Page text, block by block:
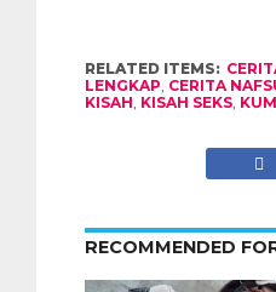
RELATED ITEMS:
LENGKAP CERITA
KISAH KISAH SEKS
RECOMMENDED